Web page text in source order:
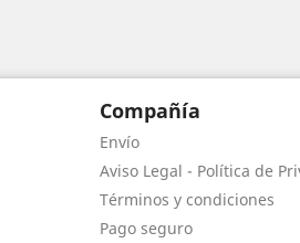
Compañía
Envío
Aviso Legal - Política de
Términos y condiciones
Pago seguro